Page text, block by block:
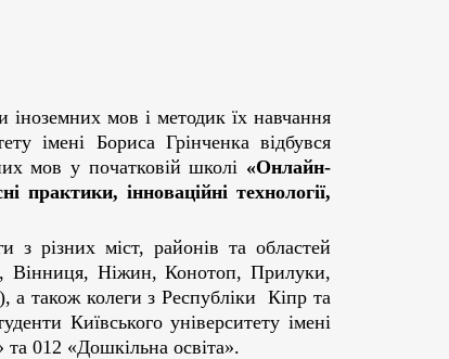
іноземних мов і методик їх навчання
імені Бориса Грінченка відбувся
мов у початковій школі «Онлайн-
практики, інноваційні технології,
з різних міст, районів та областей
Вінниця, Ніжин, Конотоп, Прилуки,
а також колеги з Республіки Кіпр та
Київського університету імені
та 012 «Дошкільна освіта».